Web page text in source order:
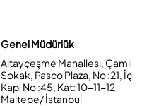
Genel Müdürlük
Altayçeşme Mahallesi, Çamlı
Sokak, Pasco Plaza, No :21, İç
Kapı No :45, Kat: 10-11-12
Maltepe/ İstanbul